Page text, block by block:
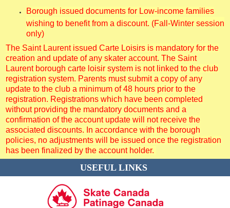
Borough issued documents for Low-income families
wishing to benefit from a discount. (Fall-Winter session
only)
The Saint Laurent issued Carte Loisirs is mandatory for the
creation and update of any skater account. The Saint
Laurent borough carte loisir system is not linked to the club
registration system. Parents must submit a copy of any
update to the club a minimum of 48 hours prior to the
registration. Registrations which have been completed
without providing the mandatory documents and a
confirmation of the account update will not receive the
associated discounts. In accordance with the borough
policies, no adjustments will be issued once the registration
has been finalized by the account holder.
USEFUL LINKS